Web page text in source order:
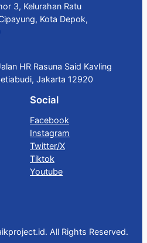
3, Kelurahan Ratu
Kota Depok,
HR Rasuna Said Kavling
Jakarta 12920
Social
Facebook
Instagram
Twitter/X
Tiktok
Youtube
All Rights Reserved.